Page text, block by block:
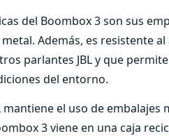
del Boombox 3 son sus
Además, es resistente
parlantes JBL y que
del entorno.
mantiene el uso de
3 viene en una caja